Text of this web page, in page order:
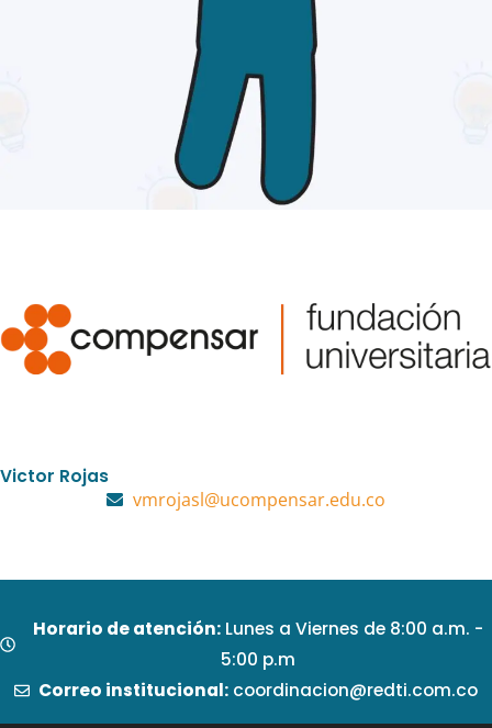
Victor Rojas
vmrojasl@ucompensar.edu.co
Horario de atención: Lunes a Viernes de 8:00 a.m. -
5:00 p.m
Correo institucional: coordinacion@redti.com.co